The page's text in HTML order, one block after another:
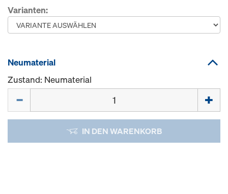
Varianten:
Neumaterial
Zustand: Neumaterial
IN DEN WARENKORB